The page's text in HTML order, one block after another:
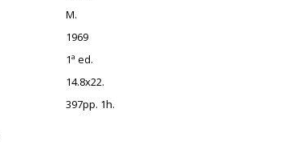
M.
1969
1ª ed.
14.8x22.
397pp. 1h.